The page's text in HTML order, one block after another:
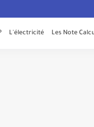
=
L'électricité Les Note